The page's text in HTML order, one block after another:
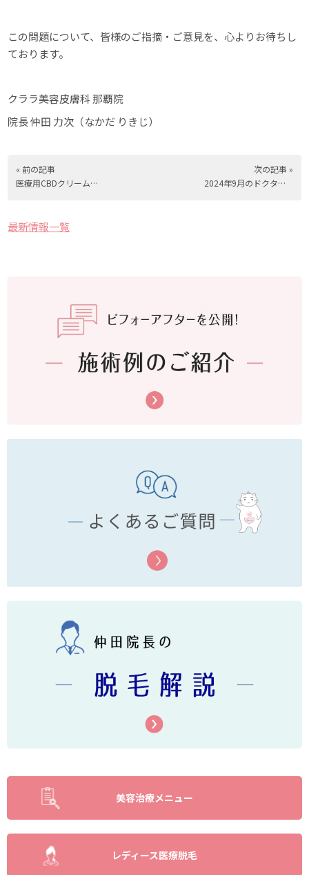
この問題について、皆様のご指摘・ご意見を、心よりお待ちし
ております。
クララ美容皮膚科 那覇院
院長 仲田 力次（なかだ りきじ）
« 前の記事
医療用CBDクリームが驚きの美肌効果！
次の記事 »
2024年9月のドクター勤務表
最新情報一覧
美容治療メニュー
レディース医療脱毛